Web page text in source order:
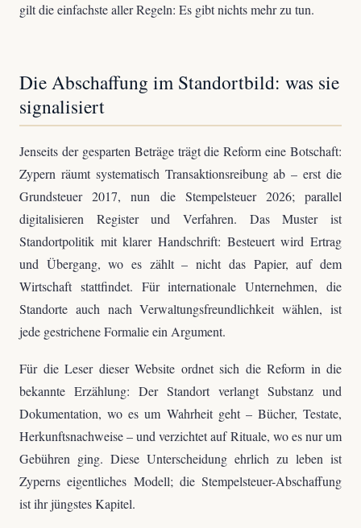
gilt die einfachste aller Regeln: Es gibt nichts mehr zu tun.
Die Abschaffung im Standortbild: was sie
signalisiert
Jenseits der gesparten Beträge trägt die Reform eine Botschaft:
Zypern räumt systematisch Transaktionsreibung ab – erst die
Grundsteuer 2017, nun die Stempelsteuer 2026; parallel
digitalisieren Register und Verfahren. Das Muster ist
Standortpolitik mit klarer Handschrift: Besteuert wird Ertrag
und Übergang, wo es zählt – nicht das Papier, auf dem
Wirtschaft stattfindet. Für internationale Unternehmen, die
Standorte auch nach Verwaltungsfreundlichkeit wählen, ist
jede gestrichene Formalie ein Argument.
Für die Leser dieser Website ordnet sich die Reform in die
bekannte Erzählung: Der Standort verlangt Substanz und
Dokumentation, wo es um Wahrheit geht – Bücher, Testate,
Herkunftsnachweise – und verzichtet auf Rituale, wo es nur um
Gebühren ging. Diese Unterscheidung ehrlich zu leben ist
Zyperns eigentliches Modell; die Stempelsteuer-Abschaffung
ist ihr jüngstes Kapitel.